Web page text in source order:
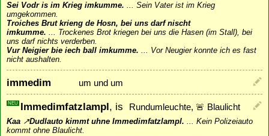
Sei Vodr is im Krieg imkumme. ... Sein Vater ist im Krieg
umgekommen.
Troiches Brut krieng de Hosn, bei uns darf nischt
imkumme. ... Trockenes Brot kriegen bei uns die Hasen (im Stall), bei
uns darf nichts verderben.
Vur Neigier bie iech ball imkumme. ... Vor Neugier konnte ich es fast
nicht aushalten.
immedim um und um
NEU Immedimfatzlampl, is Rundumleuchte, 🚨 Blaulicht
Kaa ↗Dudlauto kimmt uhne Immedimfatzlampl. ... Kein Polizeiauto
kommt ohne Blaulicht.